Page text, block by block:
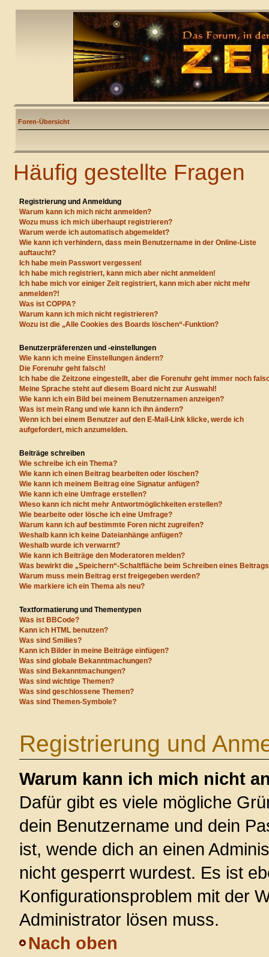
Foren-Übersicht
Häufig gestellte Fragen
Registrierung und Anmeldung
Warum kann ich mich nicht anmelden?
Wozu muss ich mich überhaupt registrieren?
Warum werde ich automatisch abgemeldet?
Wie kann ich verhindern, dass mein Benutzername in der Online-Liste
auftaucht?
Ich habe mein Passwort vergessen!
Ich habe mich registriert, kann mich aber nicht anmelden!
Ich habe mich vor einiger Zeit registriert, kann mich aber nicht mehr
anmelden?!
Was ist COPPA?
Warum kann ich mich nicht registrieren?
Wozu ist die „Alle Cookies des Boards löschen“-Funktion?
Benutzerpräferenzen und -einstellungen
Wie kann ich meine Einstellungen ändern?
Die Forenuhr geht falsch!
Ich habe die Zeitzone eingestellt, aber die Forenuhr geht immer noch
Meine Sprache steht auf diesem Board nicht zur Auswahl!
Wie kann ich ein Bild bei meinem Benutzernamen anzeigen?
Was ist mein Rang und wie kann ich ihn ändern?
Wenn ich bei einem Benutzer auf den E-Mail-Link klicke, werde ich
aufgefordert, mich anzumelden.
Beiträge schreiben
Wie schreibe ich ein Thema?
Wie kann ich einen Beitrag bearbeiten oder löschen?
Wie kann ich meinem Beitrag eine Signatur anfügen?
Wie kann ich eine Umfrage erstellen?
Wieso kann ich nicht mehr Antwortmöglichkeiten erstellen?
Wie bearbeite oder lösche ich eine Umfrage?
Warum kann ich auf bestimmte Foren nicht zugreifen?
Weshalb kann ich keine Dateianhänge anfügen?
Weshalb wurde ich verwarnt?
Wie kann ich Beiträge den Moderatoren melden?
Was bewirkt die „Speichern“-Schaltfläche beim Schreiben eines
Warum muss mein Beitrag erst freigegeben werden?
Wie markiere ich ein Thema als neu?
Textformatierung und Thementypen
Was ist BBCode?
Kann ich HTML benutzen?
Was sind Smilies?
Kann ich Bilder in meine Beiträge einfügen?
Was sind globale Bekanntmachungen?
Was sind Bekanntmachungen?
Was sind wichtige Themen?
Was sind geschlossene Themen?
Was sind Themen-Symbole?
Registrierung und
Warum kann ich mich nicht
Dafür gibt es viele mögliche
dein Benutzername und dein
ist, wende dich an einen
nicht gesperrt wurdest. Es ist
Konfigurationsproblem mit der
Administrator lösen muss.
Nach oben